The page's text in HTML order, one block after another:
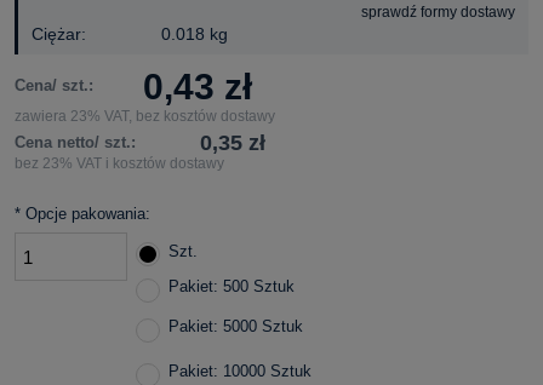
Cena nie zawiera ewentualnych kosztów płatnościsprawdź formy dostawy
Ciężar: 0.018 kg
Cena/ szt.: 0,43 zł
zawiera 23% VAT, bez kosztów dostawy
Cena netto/ szt.: 0,35 zł
bez 23% VAT i kosztów dostawy
* Opcje pakowania:
Szt.
Pakiet: 500 Sztuk
Pakiet: 5000 Sztuk
Pakiet: 10000 Sztuk